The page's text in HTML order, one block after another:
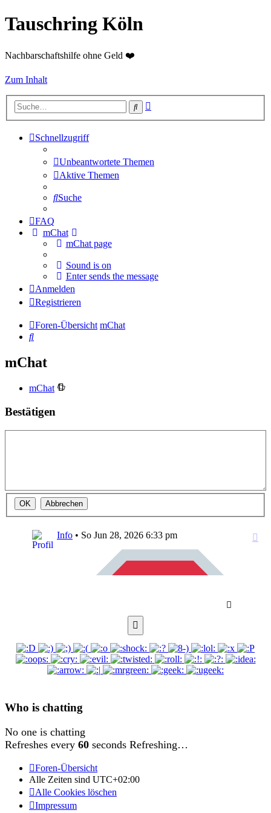
Tauschring Köln
Nachbarschaftshilfe ohne Geld ❤️
Zum Inhalt
Suche
Schnellzugriff
Unbeantwortete Themen
Aktive Themen
Suche
FAQ
mChat
mChat page
Sound is on
Enter sends the message
Anmelden
Registrieren
Foren-Übersicht mChat
Suche
mChat
mChat
Bestätigen
Info • So Jun 28, 2026 6:33 pm
REGISTRIERUNG: Wenn es mal mit dem
Captcha nicht klappt, bitte an einem
anderen Tag nochmal versuchen. ---
Wichtig: Es kommt sofort eine Email mit
einem Aktivierungslink. --- Gmail-
Who is chatting
No one is chatting
Refreshes every 60 seconds Refreshing…
Foren-Übersicht
Alle Zeiten sind UTC+02:00
Alle Cookies löschen
Impressum